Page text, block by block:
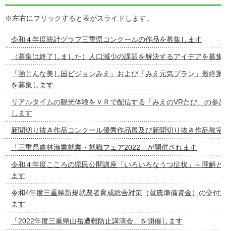
※左右にフリックすると表がスライドします。
令和４年度統計グラフ三重県コンクールの作品を募集します
（募集は終了しました）人口減少の課題を解決するアイデアを募集
「強じんな美し国ビジョンみえ」および「みえ元気プラン」最終
を募集します
リアルタイムの観光体験をＶＲで配信する「みえのVRたび」の参
します
新聞切り抜き作品コンクール優秀作品展及び新聞切り抜き作品教室
「三重県農林漁業就業・就職フェア2022」が開催されます
令和４年度こころの県民公開講座「いろいろなうつ症状」～理解と
ます
令和4年度三重県新規就農者育成総合対策（就農準備資金）の交付
ます
「2022年度三重県山岳遭難防止講演会」を開催します